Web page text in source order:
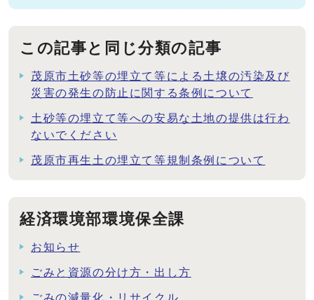
この記事と同じ分類の記事
茂原市土砂等の埋立て等による土壌の汚染及び
災害の発生の防止に関する条例について
土砂等の埋立て等への安易な土地の提供は行わ
ないでください
茂原市再生土の埋立て等規制条例について
経済環境部環境保全課
お知らせ
ごみと資源の分け方・出し方